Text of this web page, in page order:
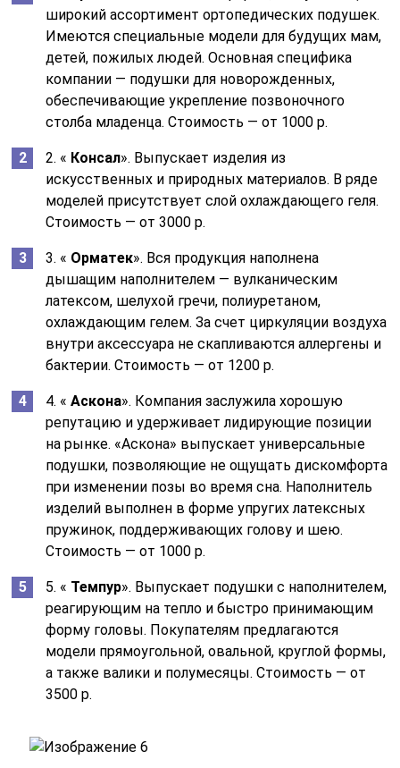
широкий ассортимент ортопедических подушек.
Имеются специальные модели для будущих мам,
детей, пожилых людей. Основная специфика
компании — подушки для новорожденных,
обеспечивающие укрепление позвоночного
столба младенца. Стоимость — от 1000 р.
2. « Консал». Выпускает изделия из
искусственных и природных материалов. В ряде
моделей присутствует слой охлаждающего геля.
Стоимость — от 3000 р.
3. « Орматек». Вся продукция наполнена
дышащим наполнителем — вулканическим
латексом, шелухой гречи, полиуретаном,
охлаждающим гелем. За счет циркуляции воздуха
внутри аксессуара не скапливаются аллергены и
бактерии. Стоимость — от 1200 р.
4. «Аскона». Компания заслужила хорошую
репутацию и удерживает лидирующие позиции
на рынке. «Аскона» выпускает универсальные
подушки, позволяющие не ощущать дискомфорта
при изменении позы во время сна. Наполнитель
изделий выполнен в форме упругих латексных
пружинок, поддерживающих голову и шею.
Стоимость — от 1000 р.
5. « Темпур». Выпускает подушки с наполнителем,
реагирующим на тепло и быстро принимающим
форму головы. Покупателям предлагаются
модели прямоугольной, овальной, круглой формы,
а также валики и полумесяцы. Стоимость — от
3500 р.